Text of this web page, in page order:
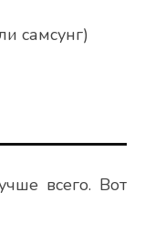
самсунг)
всего. Вот